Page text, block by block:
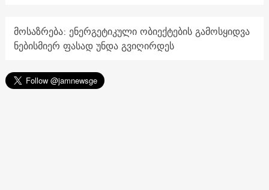
მოსაზრება: ენერგეტიკული ობიექტების გამოსყიდვა
ნებისმიერ ფასად უნდა გვიღირდეს